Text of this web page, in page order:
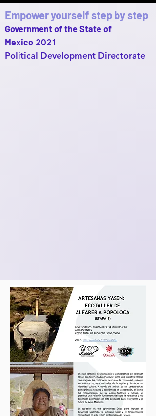
Empower yourself step by step
Government of the State of
Mexico 2021
Political Development Directorate